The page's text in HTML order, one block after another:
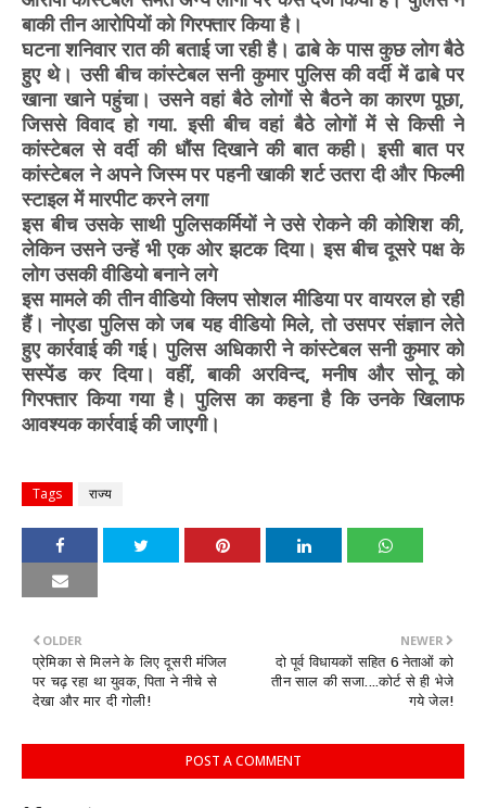
बाकी तीन आरोपियों को गिरफ्तार किया है।
घटना शनिवार रात की बताई जा रही है। ढाबे के पास कुछ लोग बैठे
हुए थे। उसी बीच कांस्टेबल सनी कुमार पुलिस की वर्दी में ढाबे पर
खाना खाने पहुंचा। उसने वहां बैठे लोगों से बैठने का कारण पूछा,
जिससे विवाद हो गया. इसी बीच वहां बैठे लोगों में से किसी ने
कांस्टेबल से वर्दी की धौंस दिखाने की बात कही। इसी बात पर
कांस्टेबल ने अपने जिस्म पर पहनी खाकी शर्ट उतरा दी और फिल्मी
स्टाइल में मारपीट करने लगा
इस बीच उसके साथी पुलिसकर्मियों ने उसे रोकने की कोशिश की,
लेकिन उसने उन्हें भी एक ओर झटक दिया। इस बीच दूसरे पक्ष के
लोग उसकी वीडियो बनाने लगे
इस मामले की तीन वीडियो क्लिप सोशल मीडिया पर वायरल हो रही
हैं। नोएडा पुलिस को जब यह वीडियो मिले, तो उसपर संज्ञान लेते
हुए कार्रवाई की गई। पुलिस अधिकारी ने कांस्टेबल सनी कुमार को
सस्पेंड कर दिया। वहीं, बाकी अरविन्द, मनीष और सोनू को
गिरफ्तार किया गया है। पुलिस का कहना है कि उनके खिलाफ
आवश्यक कार्रवाई की जाएगी।
Tags राज्य
NEWER
दो पूर्व विधायकों सहित 6 नेताओं को
तीन साल की सजा....कोर्ट से ही भेजे
गये जेल!
OLDER
प्रेमिका से मिलने के लिए दूसरी मंजिल
पर चढ़ रहा था युवक, पिता ने नीचे से
देखा और मार दी गोली!
POST A COMMENT